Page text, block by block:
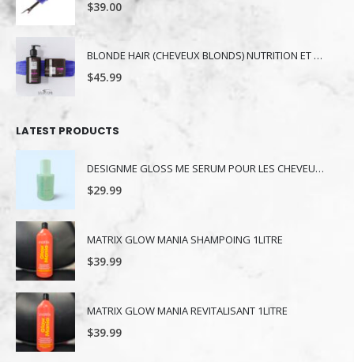
$39.00
BLONDE HAIR (CHEVEUX BLONDS) NUTRITION ET NUANCE
$45.99
LATEST PRODUCTS
DESIGNME GLOSS ME SERUM POUR LES CHEVEUX 80ML
$29.99
MATRIX GLOW MANIA SHAMPOING 1LITRE
$39.99
MATRIX GLOW MANIA REVITALISANT 1LITRE
$39.99